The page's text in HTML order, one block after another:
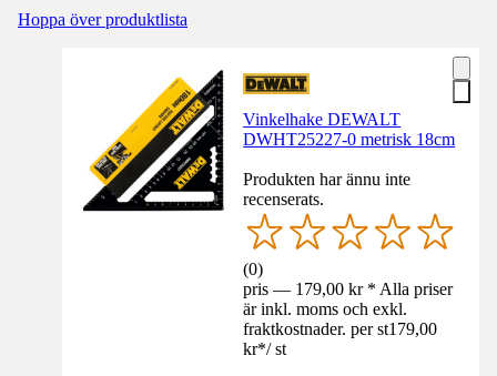
Hoppa över produktlista
Vinkelhake DEWALT
DWHT25227-0 metrisk 18cm
Produkten har ännu inte
recenserats.
(0)
pris — 179,00 kr * Alla priser
är inkl. moms och exkl.
fraktkostnader. per st179,00
kr*/ st